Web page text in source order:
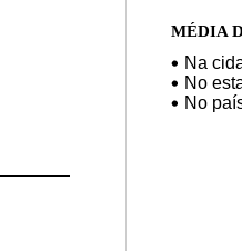
MÉDIA
Na
No
No